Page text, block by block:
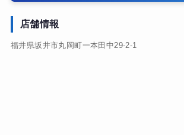
店舗情報
福井県坂井市丸岡町一本田中29-2-1